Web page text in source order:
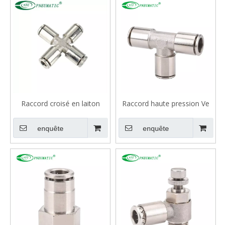
Raccord croisé en laiton
enquête
Raccord haute pression Ve
enquête